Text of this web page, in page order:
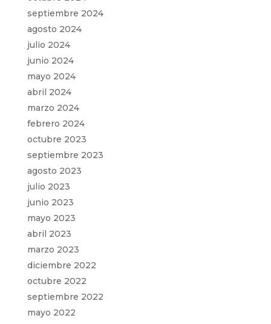
septiembre 2024
agosto 2024
julio 2024
junio 2024
mayo 2024
abril 2024
marzo 2024
febrero 2024
octubre 2023
septiembre 2023
agosto 2023
julio 2023
junio 2023
mayo 2023
abril 2023
marzo 2023
diciembre 2022
octubre 2022
septiembre 2022
mayo 2022